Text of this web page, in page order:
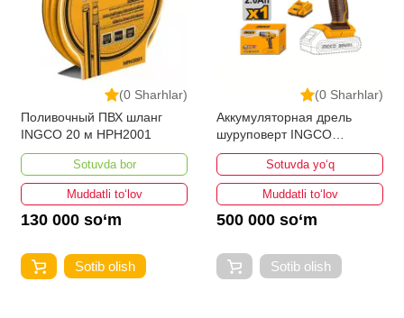
(0 Sharhlar)
Поливочный ПВХ шланг
INGCO 20 м HPH2001
Sotuvda bor
Muddatli to‘lov
130 000 so‘m
Sotib olish
(0 Sharhlar)
Аккумуляторная дрель
шуруповерт INGCO
CDLI200518
Sotuvda yo‘q
Muddatli to‘lov
500 000 so‘m
Sotib olish